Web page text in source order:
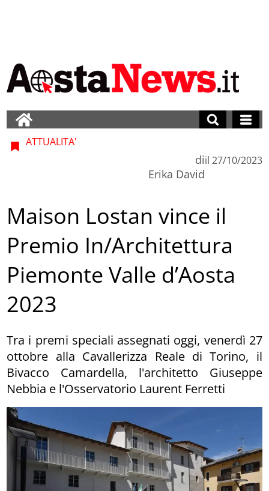
ATTUALITA'
di
Erika David
il 27/10/2023
Maison Lostan vince il
Premio In/Architettura
Piemonte Valle d’Aosta
2023
Tra i premi speciali assegnati oggi, venerdì 27
ottobre alla Cavallerizza Reale di Torino, il
Bivacco Camardella, l'architetto Giuseppe
Nebbia e l'Osservatorio Laurent Ferretti